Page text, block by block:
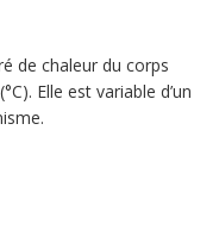
de chaleur du corps
Elle est variable d’un